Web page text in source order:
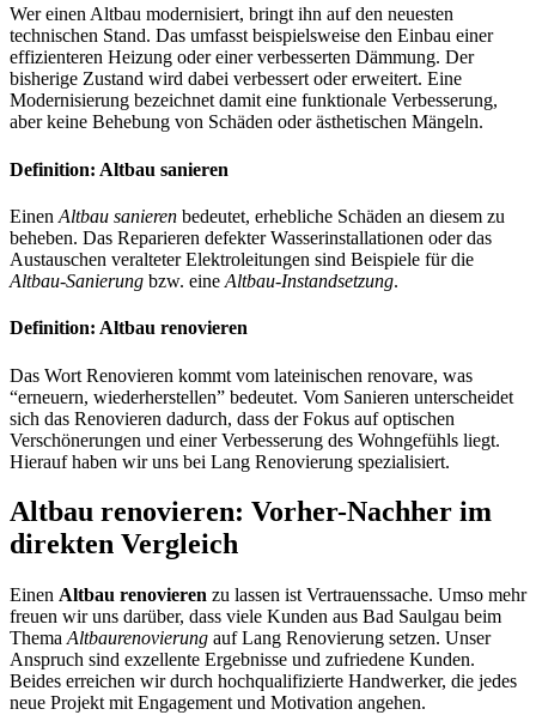
Wer einen Altbau modernisiert, bringt ihn auf den neuesten
technischen Stand. Das umfasst beispielsweise den Einbau einer
effizienteren Heizung oder einer verbesserten Dämmung. Der
bisherige Zustand wird dabei verbessert oder erweitert. Eine
Modernisierung bezeichnet damit eine funktionale Verbesserung,
aber keine Behebung von Schäden oder ästhetischen Mängeln.
Definition: Altbau sanieren
Einen Altbau sanieren bedeutet, erhebliche Schäden an diesem zu
beheben. Das Reparieren defekter Wasserinstallationen oder das
Austauschen veralteter Elektroleitungen sind Beispiele für die
Altbau-Sanierung bzw. eine Altbau-Instandsetzung.
Definition: Altbau renovieren
Das Wort Renovieren kommt vom lateinischen renovare, was
“erneuern, wiederherstellen” bedeutet. Vom Sanieren unterscheidet
sich das Renovieren dadurch, dass der Fokus auf optischen
Verschönerungen und einer Verbesserung des Wohngefühls liegt.
Hierauf haben wir uns bei Lang Renovierung spezialisiert.
Altbau renovieren: Vorher-Nachher im
direkten Vergleich
Einen Altbau renovieren zu lassen ist Vertrauenssache. Umso mehr
freuen wir uns darüber, dass viele Kunden aus Bad Saulgau beim
Thema Altbaurenovierung auf Lang Renovierung setzen. Unser
Anspruch sind exzellente Ergebnisse und zufriedene Kunden.
Beides erreichen wir durch hochqualifizierte Handwerker, die jedes
neue Projekt mit Engagement und Motivation angehen.